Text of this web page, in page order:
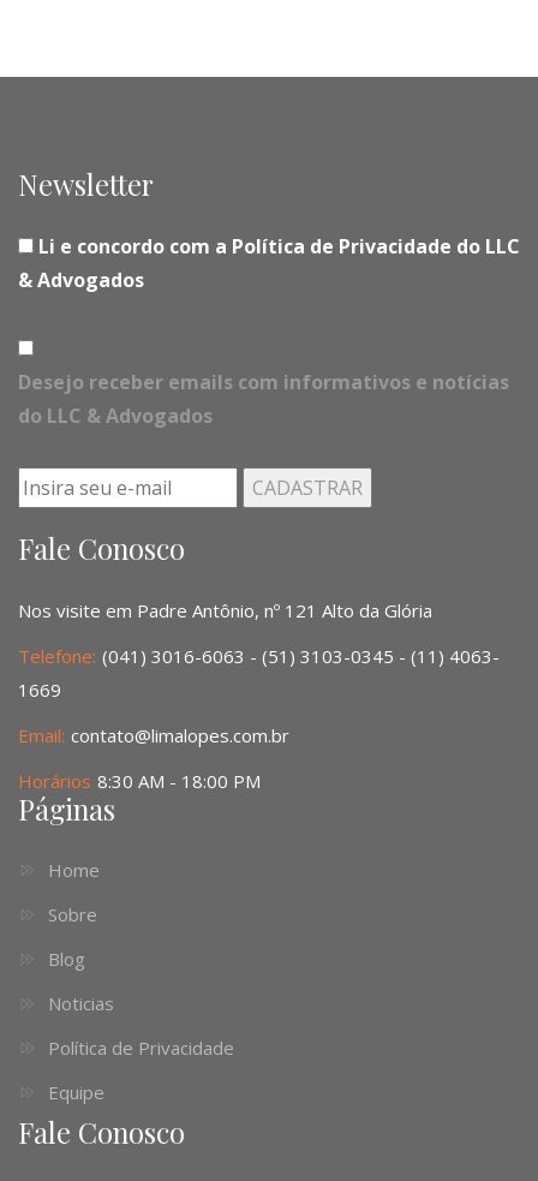
Newsletter
Li e concordo com a Política de Privacidade do LLC
& Advogados
Desejo receber emails com informativos e notícias
do LLC & Advogados
Fale Conosco
Nos visite em Padre Antônio, nº 121 Alto da Glória
Telefone: (041) 3016-6063 - (51) 3103-0345 - (11) 4063-
1669
Email: contato@limalopes.com.br
Horários 8:30 AM - 18:00 PM
Páginas
Home
Sobre
Blog
Noticias
Política de Privacidade
Equipe
Fale Conosco